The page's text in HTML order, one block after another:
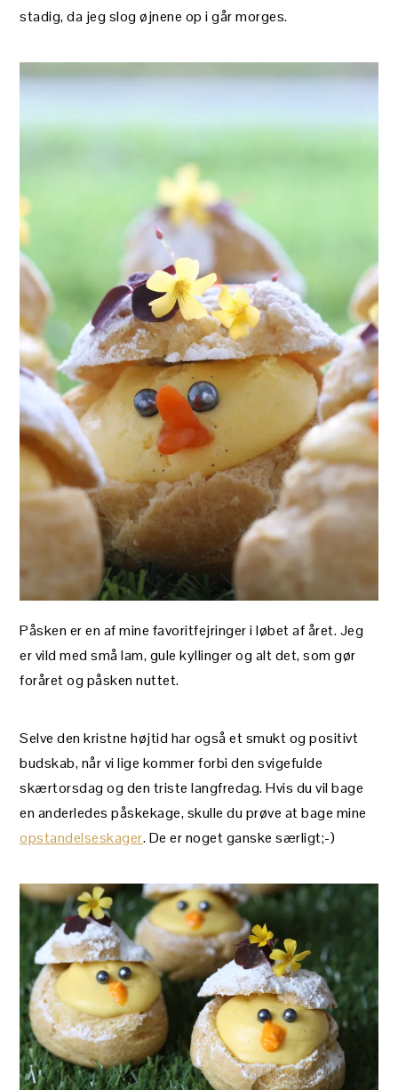
stadig, da jeg slog øjnene op i går morges.
Påsken er en af mine favoritfejringer i løbet af året. Jeg
er vild med små lam, gule kyllinger og alt det, som gør
foråret og påsken nuttet.
Selve den kristne højtid har også et smukt og positivt
budskab, når vi lige kommer forbi den svigefulde
skærtorsdag og den triste langfredag. Hvis du vil bage
en anderledes påskekage, skulle du prøve at bage mine
opstandelseskager. De er noget ganske særligt;-)